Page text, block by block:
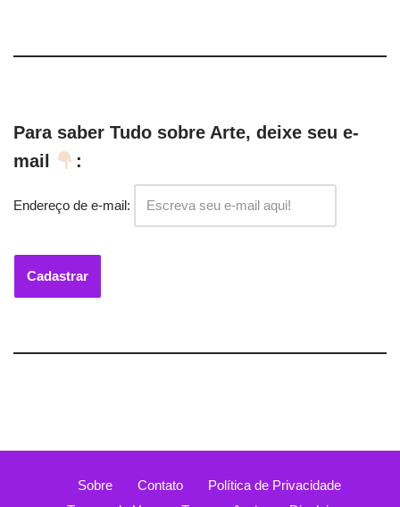
Para saber Tudo sobre Arte, deixe seu e-
mail
:
Endereço de e-mail:
Sobre Contato
Política de Privacidade